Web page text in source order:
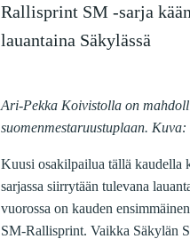
Rallisprint SM -sarja
lauantaina Säkylässä
Ari-Pekka Koivistolla on
suomenmestaruustuplaan.
Kuusi osakilpailua tällä kaudella
sarjassa siirrytään tulevana
vuorossa on kauden
SM-Rallisprint. Vaikka Säkylän